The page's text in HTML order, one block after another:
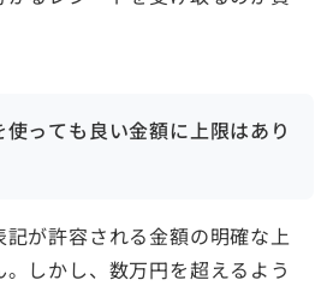
っても良い金額に上限はあり
が許容される金額の明確な上
しかし、数万円を超えるよう